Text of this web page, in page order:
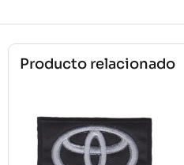
Producto relacionado